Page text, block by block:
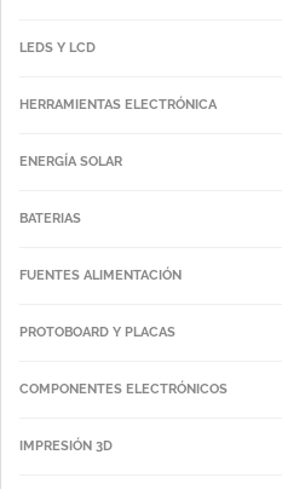
LEDS Y LCD
HERRAMIENTAS ELECTRÓNICA
ENERGÍA SOLAR
BATERIAS
FUENTES ALIMENTACIÓN
PROTOBOARD Y PLACAS
COMPONENTES ELECTRÓNICOS
IMPRESIÓN 3D